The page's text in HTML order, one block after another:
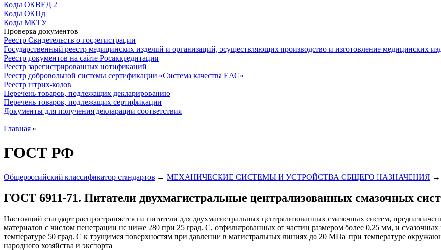
Коды ОКВЕД 2
Коды ОКПд
Коды МКТУ
Проверка документов
Реестр Свидетельств о госрегистрации
Государственный реестр медицинских изделий и организаций, осуществляющих производство и изготовление медицинских
Реестр документов на сайте Росаккредитации
Реестр зарегистрированных нотификаций
Реестр добровольной системы сертификации «Система качества ЕАС»
Реестр штрих-кодов
Перечень товаров, подлежащих декларированию
Перечень товаров, подлежащих сертификации
Документы для получения декларации соответствия
Главная »
ГОСТ РФ
Общероссийский классификатор стандартов → МЕХАНИЧЕСКИЕ СИСТЕМЫ И УСТРОЙСТВА ОБЩЕГО НАЗНАЧЕНИЯ →
ГОСТ 6911-71. Питатели двухмагистральные централизованных смазочных
Настоящий стандарт распространяется на питатели для двухмагистральных централизованных смазочных систем,
материалов с числом пенетрации не ниже 280 при 25 град. С, отфильтрованных от частиц размером более 0,25 мм, и
температуре 50 град. С к трущимся поверхностям при давлении в магистральных линиях до 20 МПа, при температуре
народного хозяйства и экспорта